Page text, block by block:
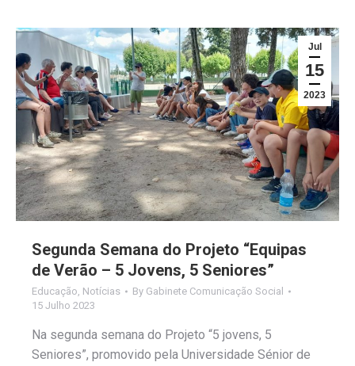
Jul
15
2023
Segunda Semana do Projeto “Equipas
de Verão – 5 Jovens, 5 Seniores”
Educação, Notícias By Gabinete Comunicação Social
15 Julho 2023
Na segunda semana do Projeto “5 jovens, 5
Seniores”, promovido pela Universidade Sénior de